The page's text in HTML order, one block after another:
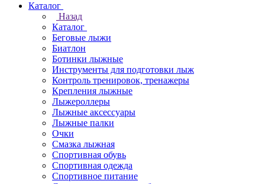
Каталог
Назад
Каталог
Беговые лыжи
Биатлон
Ботинки лыжные
Инструменты для подготовки лыж
Контроль тренировок, тренажеры
Крепления лыжные
Лыжероллеры
Лыжные аксессуары
Лыжные палки
Очки
Смазка лыжная
Спортивная обувь
Спортивная одежда
Спортивное питание